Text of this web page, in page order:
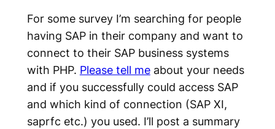
For some survey I’m searching for people
having SAP in their company and want to
connect to their SAP business systems
with PHP. Please tell meabout your needs
and if you successfully could access SAP
and which kind of connection (SAP XI,
saprfc etc.) you used. I’ll post a summary